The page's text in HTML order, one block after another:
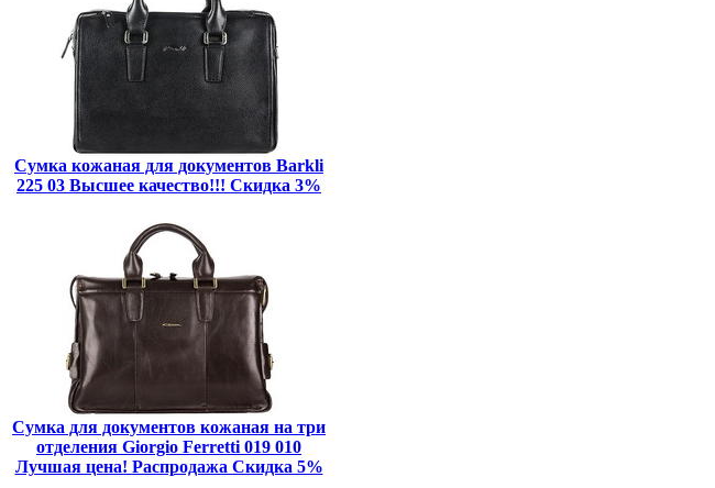
Сумка кожаная для документов Barkli
225 03 Высшее качество!!! Скидка 3%
Сумка для документов кожаная на три
отделения Giorgio Ferretti 019 010
Лучшая цена! Распродажа Скидка 5%